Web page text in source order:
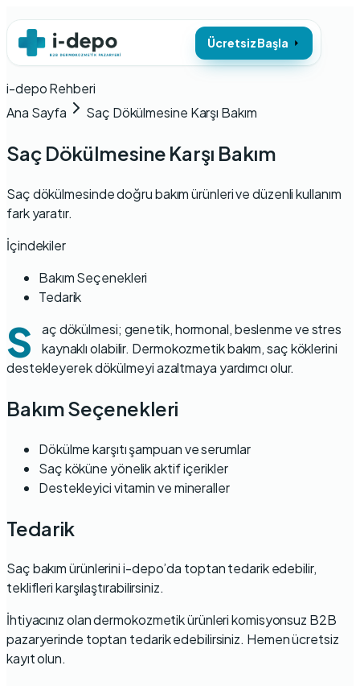
Ücretsiz Başla
i-depo Rehberi
Ana Sayfa
Saç Dökülmesine Karşı Bakım
Saç Dökülmesine Karşı Bakım
Saç dökülmesinde doğru bakım ürünleri ve düzenli kullanım
fark yaratır.
İçindekiler
Bakım Seçenekleri
Tedarik
S
aç dökülmesi; genetik, hormonal, beslenme ve stres
kaynaklı olabilir. Dermokozmetik bakım, saç köklerini
destekleyerek dökülmeyi azaltmaya yardımcı olur.
Bakım Seçenekleri
Dökülme karşıtı şampuan ve serumlar
Saç köküne yönelik aktif içerikler
Destekleyici vitamin ve mineraller
Tedarik
Saç bakım ürünlerini i-depo’da toptan tedarik edebilir,
teklifleri karşılaştırabilirsiniz.
İhtiyacınız olan dermokozmetik ürünlerikomisyonsuz B2B
pazaryerinde toptan tedarik edebilirsiniz. Hemen ücretsiz
kayıt olun.